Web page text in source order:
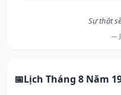
Sự thật
—
Lịch Tháng 8 Năm